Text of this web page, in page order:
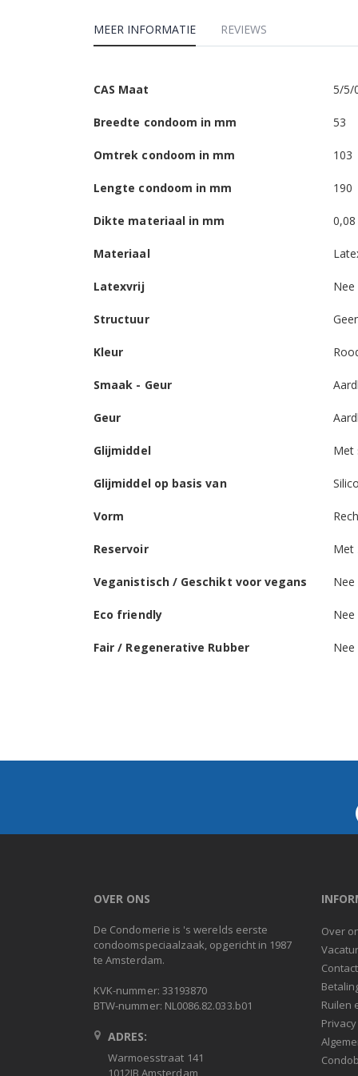
MEER INFORMATIE
Meer
CAS Maat 5/5/
Breedte condoom in mm 53
Omtrek condoom in mm 103
Lengte condoom in mm 190
Dikte materiaal in mm 0,08
Materiaal
Latexvrij Nee
Structuur
Kleur
Smaak - Geur
Geur
Glijmiddel Met
Glijmiddel op basis van
Vorm
Reservoir Met
Veganistisch / Geschikt voor vegans Nee
Eco friendly Nee
Fair / Regenerative Rubber Nee
REVIEWS
OVER ONS
De Condomerie is 's werelds eerste
condoomspeciaalzaak, opgericht in 1987
te Amsterdam.
KVK-nummer: 33193870
BTW-nummer: NL0086.82.033.b01
ADRES:
Warmoesstraat 141
1012JB Amsterdam
Over
Contact
Ruilen